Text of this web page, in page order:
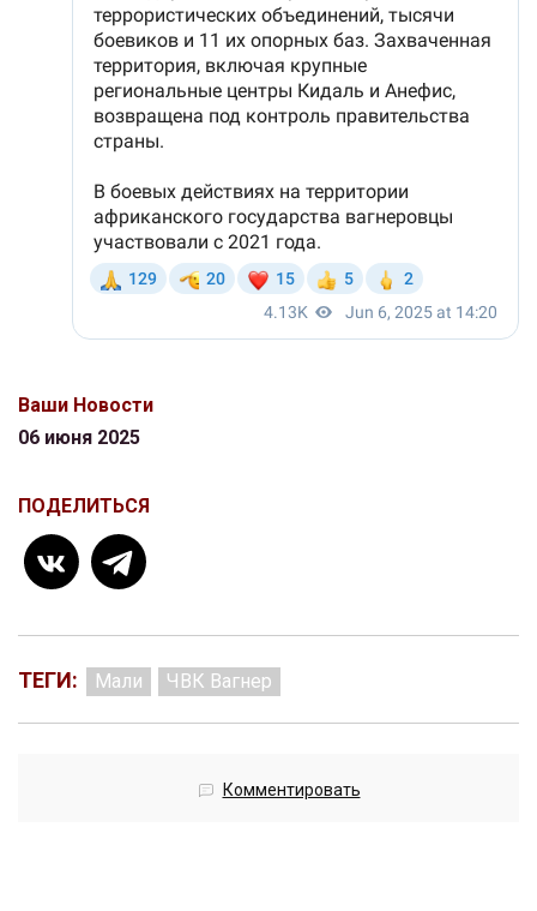
Ваши Новости
06 июня 2025
ПОДЕЛИТЬСЯ
ТЕГИ: Мали ЧВК Вагнер
Комментировать